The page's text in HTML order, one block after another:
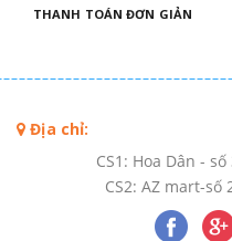
THANH TOÁN ĐƠN GIẢN
Địa chỉ:
CS1: Hoa Dân -
CS2: AZ mart-số